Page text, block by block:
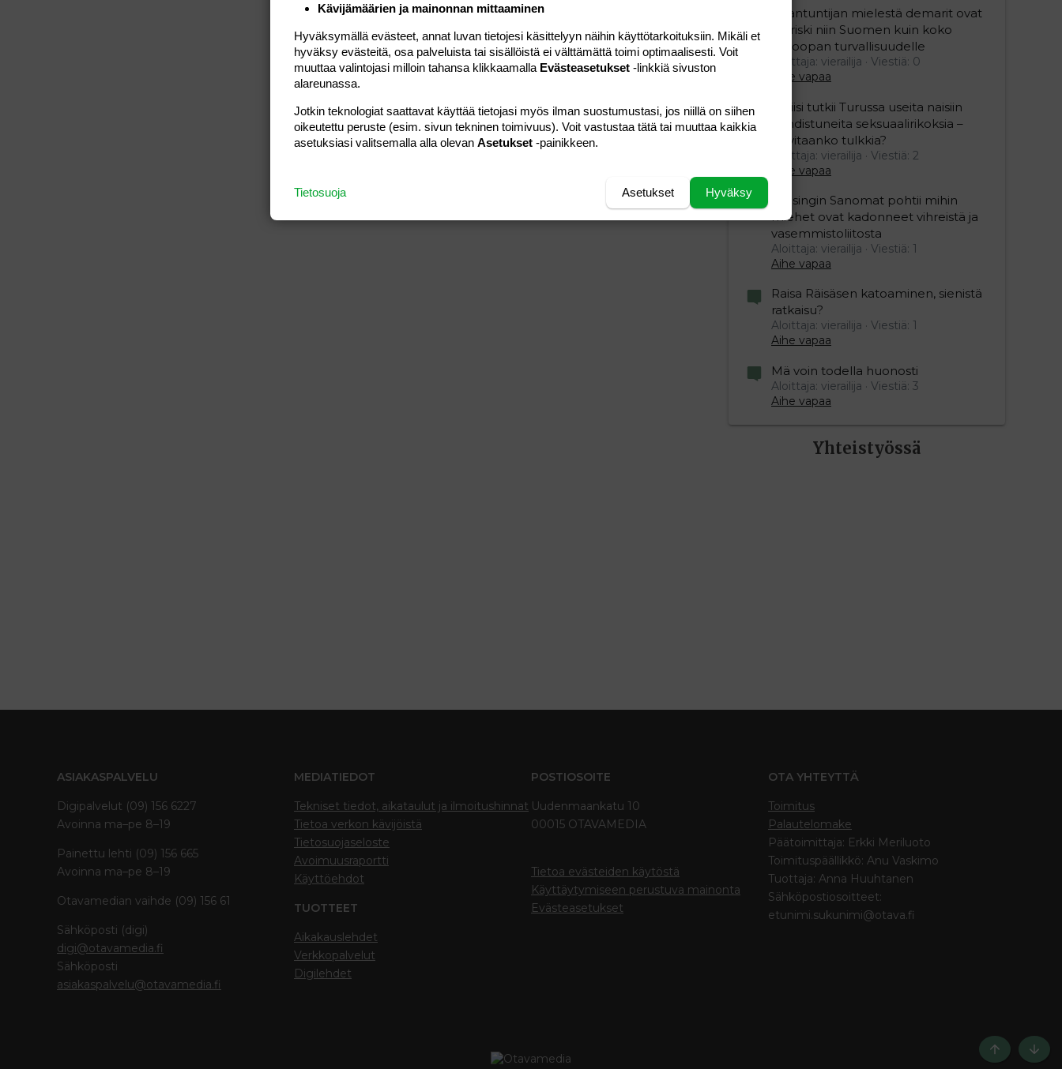
Asiantuntijan mielestä demarit ovat
iso riski niin Suomen kuin koko
Euroopan turvallisuudelle
Aloittaja: vierailija
Viestiä: 0
Aihe vapaa
Poliisi tutkii Turussa useita naisiin
kohdistuneita seksuaalirikoksia –
tarvitaanko tulkkia?
Aloittaja: vierailija
Viestiä: 2
Aihe vapaa
Helsingin Sanomat pohtii mihin
miehet ovat kadonneet vihreistä ja
vasemmistoliitosta
Aloittaja: vierailija
Viestiä: 1
Aihe vapaa
Raisa Räisäsen katoaminen, sienistä
ratkaisu?
Aloittaja: vierailija
Viestiä: 1
Aihe vapaa
Mä voin todella huonosti
Aloittaja: vierailija
Viestiä: 3
Aihe vapaa
Yhteistyössä
ASIAKASPALVELU
Digipalvelut (09) 156 6227
Avoinna ma–pe 8–19
Painettu lehti (09) 156 665
Avoinna ma–pe 8–19
Otavamedian vaihde (09) 156 61
Sähköposti (digi)
digi@otavamedia.fi
Sähköposti
asiakaspalvelu@otavamedia.fi
MEDIATIEDOT
Tekniset tiedot, aikataulut ja ilmoitushinnat
Tietoa verkon kävijöistä
Tietosuojaseloste
Avoimuusraportti
Käyttöehdot
TUOTTEET
Aikakauslehdet
Verkkopalvelut
Digilehdet
POSTIOSOITE
Uudenmaankatu 10
00015 OTAVAMEDIA
Tietoa evästeiden käytöstä
Käyttäytymiseen perustuva mainonta
Evästeasetukset
OTA YHTEYTTÄ
Toimitus
Palautelomake
Päätoimittaja: Erkki Meriluoto
Toimituspäällikkö: Anu Vaskimo
Tuottaja: Anna Huuhtanen
Sähköpostiosoitteet:
etunimi.sukunimi@otava.fi
Ylös
Kävijämäärien ja mainonnan mittaaminen
Hyväksymällä evästeet, annat luvan tietojesi käsittelyyn näihin käyttötarkoituksiin. Mikäli et
hyväksy evästeitä, osa palveluista tai sisällöistä ei välttämättä toimi optimaalisesti. Voit
muuttaa valintojasi milloin tahansa klikkaamalla Evästeasetukset -linkkiä sivuston
alareunassa.
Jotkin teknologiat saattavat käyttää tietojasi myös ilman suostumustasi, jos niillä on siihen
oikeutettu peruste (esim. sivun tekninen toimivuus). Voit vastustaa tätä tai muuttaa kaikkia
asetuksiasi valitsemalla alla olevan Asetukset -painikkeen.
Hyväksy
Asetukset
Tietosuoja